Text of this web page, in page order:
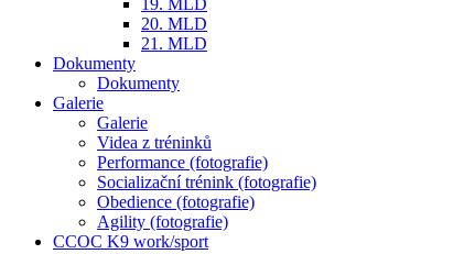
19. MLD
20. MLD
21. MLD
Dokumenty
Dokumenty
Galerie
Galerie
Videa z tréninků
Performance (fotografie)
Socializační trénink (fotografie)
Obedience (fotografie)
Agility (fotografie)
CCOC K9 work/sport